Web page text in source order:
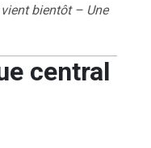
vient bientôt – Une
central